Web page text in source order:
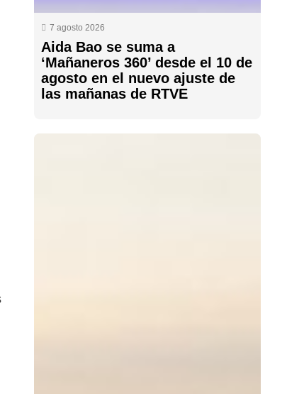
7 agosto 2026
Aida Bao se suma a
‘Mañaneros 360’ desde el 10 de
agosto en el nuevo ajuste de
las mañanas de RTVE